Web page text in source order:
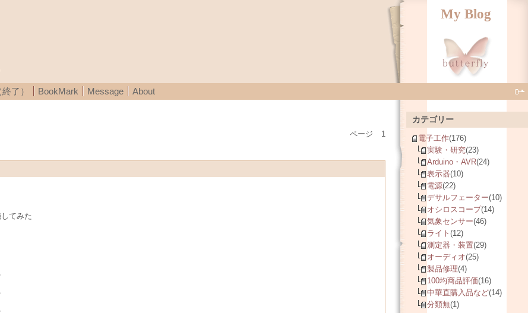
My Blog
了） BookMark Message About
ページ
1
てみた
カテゴリー
電子工作(176)
実験・研究(23)
Arduino・AVR(24)
表示器(10)
電源(22)
デサルフェーター(10)
オシロスコープ(14)
気象センサー(46)
ライト (12)
測定器・装置(29)
オーディオ(25)
製品修理(4)
100均商品評価(16)
中華直購入品など(14)
分類無(1)